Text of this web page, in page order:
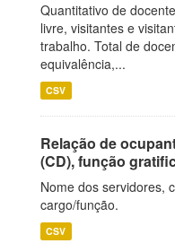
Quantitativo de
livre, visitantes e
trabalho. Total de
equivalência,...
CSV
Relação de
(CD), função
Nome dos servidores,
cargo/função.
CSV